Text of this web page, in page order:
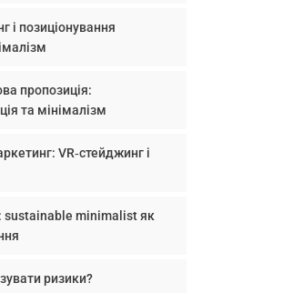
і позиціонування
пропозиція:
та мінімалізм
VR‑стейджинг і
sustainable minimalist як
ризики?